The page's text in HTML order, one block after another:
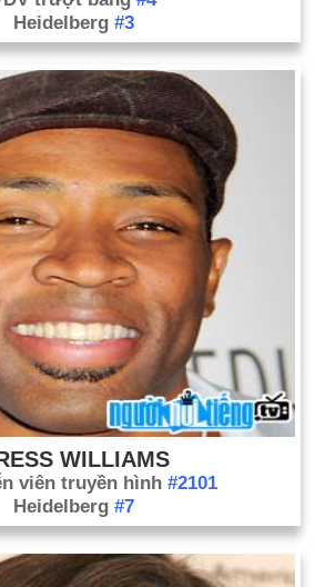
Heidelberg #3
WILLIAMS
viên truyền hình #2101
Heidelberg #7